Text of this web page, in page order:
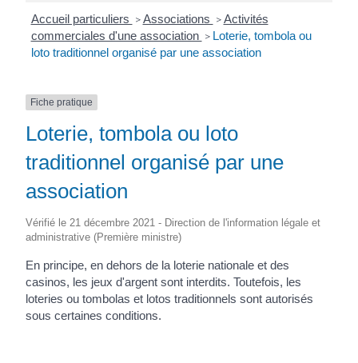
Accueil particuliers > Associations > Activités
commerciales d'une association > Loterie, tombola ou
loto traditionnel organisé par une association
Fiche pratique
Loterie, tombola ou loto
traditionnel organisé par une
association
Vérifié le 21 décembre 2021 - Direction de l'information légale et
administrative (Première ministre)
En principe, en dehors de la loterie nationale et des
casinos, les jeux d'argent sont interdits. Toutefois, les
loteries ou tombolas et lotos traditionnels sont autorisés
sous certaines conditions.